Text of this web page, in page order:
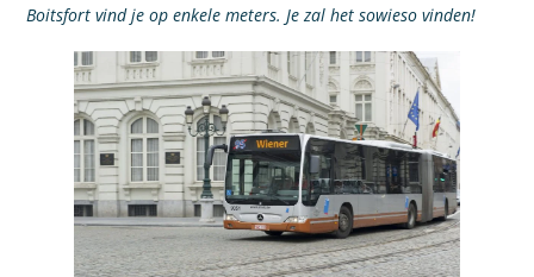
Boitsfort vind je op enkele meters. Je zal het sowieso vinden!